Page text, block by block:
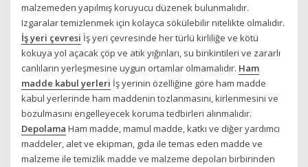
malzemeden yapılmış koruyucu düzenek bulunmalıdır.
Izgaralar temizlenmek için kolayca sökülebilir nitelikte olmalıdır.
İş yeri çevresi İş yeri çevresinde her türlü kirliliğe ve kötü
kokuya yol açacak çöp ve atık yığınları, su birikintileri ve zararlı
canlıların yerleşmesine uygun ortamlar olmamalıdır. Ham
madde kabul yerleri İş yerinin özelliğine göre ham madde
kabul yerlerinde ham maddenin tozlanmasını, kirlenmesini ve
bozulmasını engelleyecek koruma tedbirleri alınmalıdır.
Depolama Ham madde, mamul madde, katkı ve diğer yardımcı
maddeler, alet ve ekipman, gıda ile temas eden madde ve
malzeme ile temizlik madde ve malzeme depoları birbirinden